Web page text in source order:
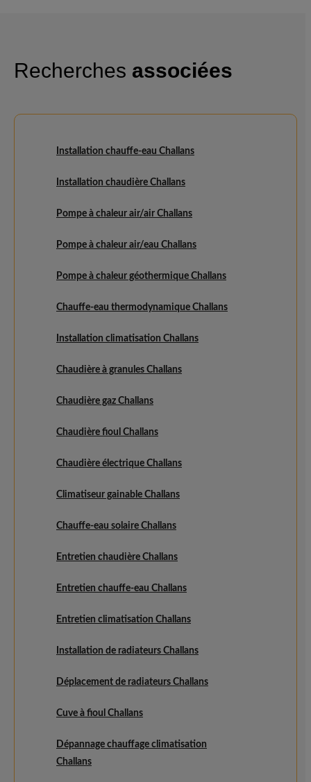
Recherches associées
Installation chauffe-eau Challans
Installation chaudière Challans
Pompe à chaleur air/air Challans
Pompe à chaleur air/eau Challans
Pompe à chaleur géothermique Challans
Chauffe-eau thermodynamique Challans
Installation climatisation Challans
Chaudière à granules Challans
Chaudière gaz Challans
Chaudière fioul Challans
Chaudière électrique Challans
Climatiseur gainable Challans
Chauffe-eau solaire Challans
Entretien chaudière Challans
Entretien chauffe-eau Challans
Entretien climatisation Challans
Installation de radiateurs Challans
Déplacement de radiateurs Challans
Cuve à fioul Challans
Dépannage chauffage climatisation
Challans